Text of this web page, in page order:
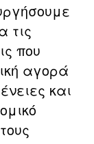
τις
που
αγορά
και